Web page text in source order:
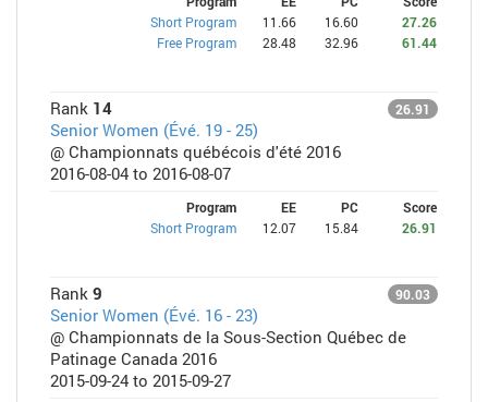
Short Program
11.66 16.60
27.26
Free Program
28.48 32.96 61.44
Rank 14 26.91
Senior Women (Évé. 19 - 25)
@ Championnats québécois d'été 2016
2016-08-04 to 2016-08-07
Program EE PC
Score
Short Program
12.07 15.84 26.91
Rank 9 90.03
Senior Women (Évé. 16 - 23)
@ Championnats de la Sous-Section Québec de
Patinage Canada 2016
2015-09-24 to 2015-09-27